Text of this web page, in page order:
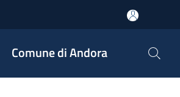
Comune di Andora